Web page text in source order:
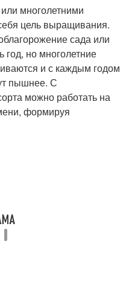
многолетними
цель выращивания.
сада или
год, но многолетние
и с каждым годом
пышнее. С
можно работать на
формируя